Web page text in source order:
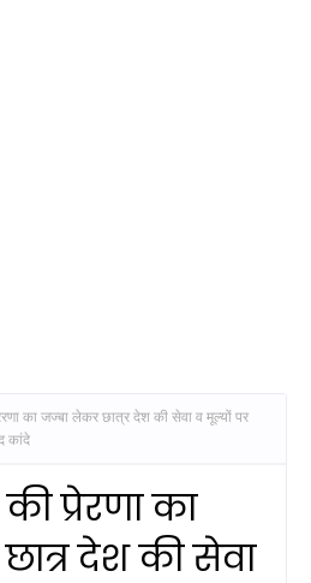
का जज्बा लेकर छात्र देश की सेवा व मूल्यों पर
कांदे
की प्रेरणा का
देश की सेवा